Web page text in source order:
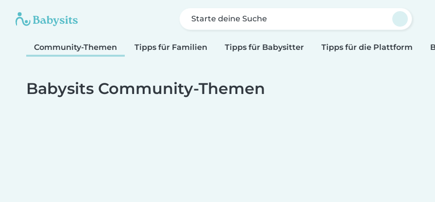
Starte deine Suche
Community-Themen Tipps für Familien Tipps für Babysitter Tipps für die Plattform
Babysits Community-Themen